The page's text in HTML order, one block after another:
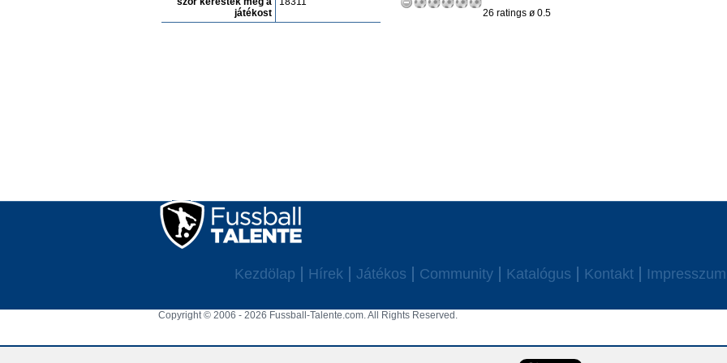
játékost
26 ratings ø 0.5
Kezdölap Hírek Játékos Community Katalógus Kontakt Impresszum
Copyright © 2006 - 2026 Fussball-Talente.com. All Rights Reserved.